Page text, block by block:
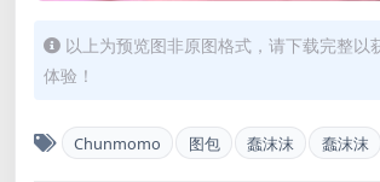
以上为预览图非原图格式，请下载完整以
体验！
Chunmomo 图包 蠢沫沫 蠢沫沫